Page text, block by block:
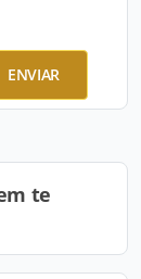
ENVIAR
te